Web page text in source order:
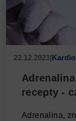
22.12.2023|
recepty -
Adrenalina,